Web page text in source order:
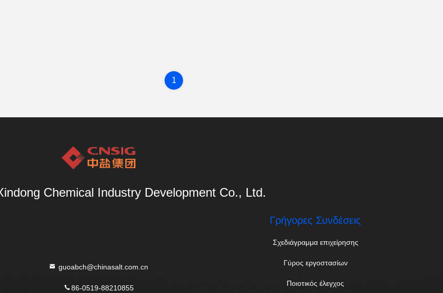
1
Chemical Industry Development Co., Ltd.
guoabch@chinasalt.com.cn
86-0519-88210855
Γρήγορες Συνδέσεις
Σχεδιάγραμμα επιχείρησης
Γύρος εργοστασίων
Ποιοτικός έλεγχος